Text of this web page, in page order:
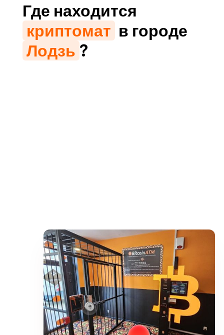
Где находится
криптомат в городе
Лодзь ?